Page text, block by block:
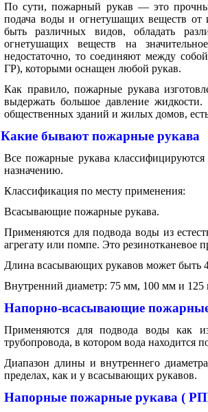
По сути, пожарный рукав — это
подача воды и огнетушащих веществ от
быть различных видов, обладать
огнетушащих веществ на
недостаточно, то соединяют между
ГР), которыми оснащен любой рукав.
Как правило, пожарные рукава
выдержать большое давление
общественных зданий и жилых домов,
Какие бывают пожарные рукава
Все пожарные рукава
назначению.
Классификация по месту применения:
Всасывающие пожарные рукава.
Применяются для подвода воды из
агрегату или помпе. Это резинотканевое
Длина всасывающих рукавов может быть
Внутренний диаметр: 75 мм, 100 мм и 125
Напорно-всасывающие
Применяются для подвода воды как
трубопровода, в котором вода
Диапазон длины и внутреннего
пределах, как и у всасывающих рукавов.
Напорные пожарные рукава (